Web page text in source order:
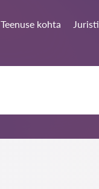
Teenuse kohta